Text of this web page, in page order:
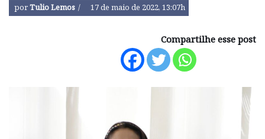
porTulio Lemos 17 de maio de 2022, 13:07h
Compartilhe esse post